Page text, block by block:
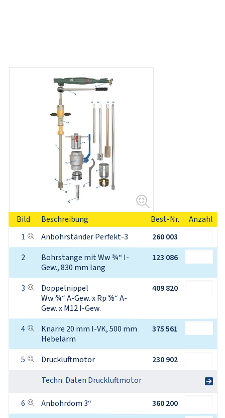
Bild Beschreibung Best-Nr.
Anzahl
1
Anbohrständer Perfekt-3
260 003
2
Bohrstange mit Ww ¾“ I-
Gew., 830 mm lang
123 086
3
Doppelnippel
Ww ¾“ A-Gew. x Rp ⅜“ A-
Gew. x M12 I-Gew.
409 820
4
Knarre 20 mm I-VK, 500 mm
Hebelarm
375 561
5 Druckluftmotor
230 902
Techn. Daten Druckluftmotor
6 Anbohrdom 3“
360 200